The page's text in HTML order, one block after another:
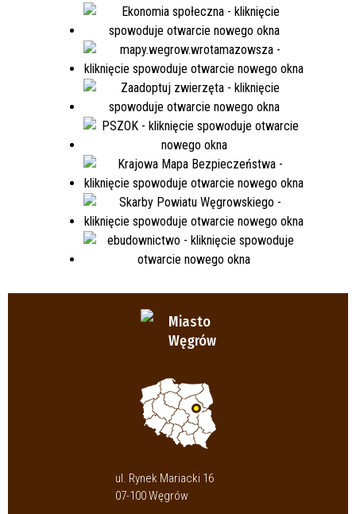
Miasto
Węgrów
ul. Rynek Mariacki 16
07-100 Węgrów